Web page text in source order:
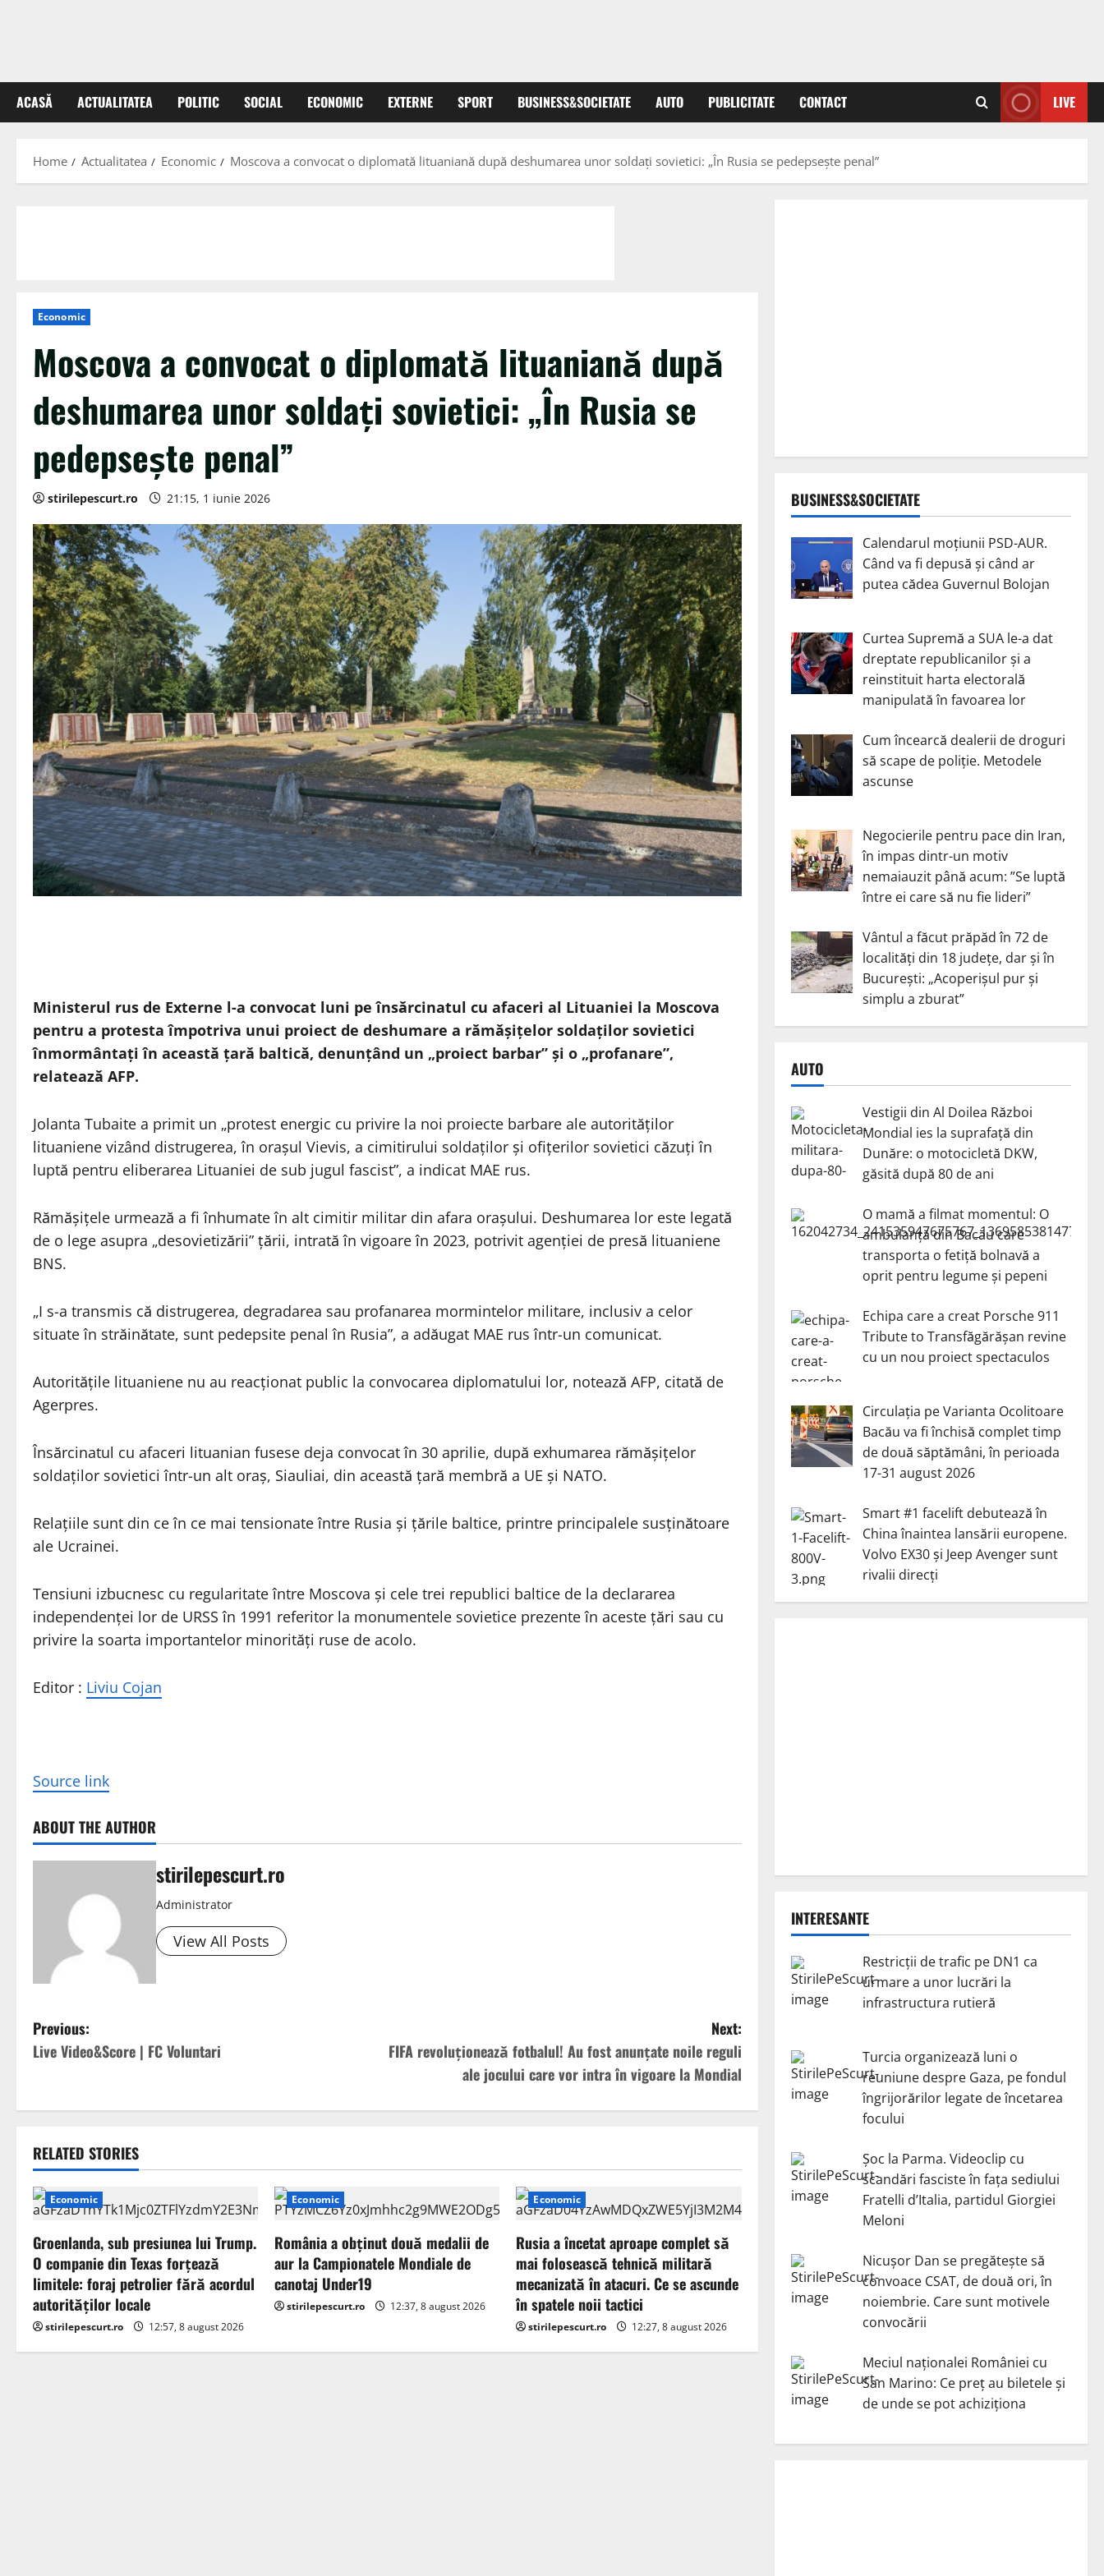
ACASĂ ACTUALITATEA POLITIC SOCIAL ECONOMIC EXTERNE SPORT BUSINESS&SOCIETATE AUTO PUBLICITATE CONTACT LIVE
Home Actualitatea Economic Moscova a convocat o diplomată lituaniană după deshumarea unor soldaţi sovietici: „În Rusia se pedepsește penal”
Economic
Moscova a convocat o diplomată lituaniană după
deshumarea unor soldaţi sovietici: „În Rusia se
pedepsește penal”
stirilepescurt.ro 21:15, 1 iunie 2026
Ministerul rus de Externe l-a convocat luni pe însărcinatul cu afaceri al Lituaniei la Moscova
pentru a protesta împotriva unui proiect de deshumare a rămăşiţelor soldaţilor sovietici
înmormântaţi în această ţară baltică, denunţând un „proiect barbar” şi o „profanare”,
relatează AFP.
Jolanta Tubaite a primit un „protest energic cu privire la noi proiecte barbare ale autorităţilor
lituaniene vizând distrugerea, în oraşul Vievis, a cimitirului soldaţilor şi ofiţerilor sovietici căzuţi în
luptă pentru eliberarea Lituaniei de sub jugul fascist”, a indicat MAE rus.
Rămăşiţele urmează a fi înhumate în alt cimitir militar din afara oraşului. Deshumarea lor este legată
de o lege asupra „desovietizării” ţării, intrată în vigoare în 2023, potrivit agenţiei de presă lituaniene
BNS.
„I s-a transmis că distrugerea, degradarea sau profanarea mormintelor militare, inclusiv a celor
situate în străinătate, sunt pedepsite penal în Rusia”, a adăugat MAE rus într-un comunicat.
Autorităţile lituaniene nu au reacţionat public la convocarea diplomatului lor, notează AFP, citată de
Agerpres.
Însărcinatul cu afaceri lituanian fusese deja convocat în 30 aprilie, după exhumarea rămăşiţelor
soldaţilor sovietici într-un alt oraş, Siauliai, din această ţară membră a UE şi NATO.
Relaţiile sunt din ce în ce mai tensionate între Rusia şi ţările baltice, printre principalele susţinătoare
ale Ucrainei.
Tensiuni izbucnesc cu regularitate între Moscova şi cele trei republici baltice de la declararea
independenţei lor de URSS în 1991 referitor la monumentele sovietice prezente în aceste ţări sau cu
privire la soarta importantelor minorităţi ruse de acolo.
Editor : Liviu Cojan
Source link
ABOUT THE AUTHOR
stirilepescurt.ro
Administrator
View All Posts
P
o
s
n
a
v
i
g
a
Previous:
Live Video&Score | FC Voluntari
Next:
FIFA revoluționează fotbalul! Au fost anunțate noile reguli
ale jocului care vor intra în vigoare la Mondial
RELATED STORIES
Economic
Groenlanda, sub presiunea lui Trump.
O companie din Texas forțează
limitele: foraj petrolier fără acordul
autorităților locale
stirilepescurt.ro 12:57, 8 august 2026
Economic
România a obținut două medalii de
aur la Campionatele Mondiale de
canotaj Under19
stirilepescurt.ro 12:37, 8 august 2026
Economic
Rusia a încetat aproape complet să
mai folosească tehnică militară
mecanizată în atacuri. Ce se ascunde
în spatele noii tactici
stirilepescurt.ro 12:27, 8 august 2026
BUSINESS&SOCIETATE
Calendarul moțiunii PSD-AUR.
Când va fi depusă și când ar
putea cădea Guvernul Bolojan
Curtea Supremă a SUA le-a dat
dreptate republicanilor și a
reinstituit harta electorală
manipulată în favoarea lor
Cum încearcă dealerii de droguri
să scape de poliție. Metodele
ascunse
Negocierile pentru pace din Iran,
în impas dintr-un motiv
nemaiauzit până acum: ”Se luptă
între ei care să nu fie lideri”
Vântul a făcut prăpăd în 72 de
localități din 18 județe, dar și în
București: „Acoperișul pur și
simplu a zburat”
AUTO
Vestigii din Al Doilea Război
Mondial ies la suprafață din
Dunăre: o motocicletă DKW,
găsită după 80 de ani
O mamă a filmat momentul: O
ambulanță din Bacău care
transporta o fetiță bolnavă a
oprit pentru legume și pepeni
Echipa care a creat Porsche 911
Tribute to Transfăgărășan revine
cu un nou proiect spectaculos
Circulația pe Varianta Ocolitoare
Bacău va fi închisă complet timp
de două săptămâni, în perioada
17-31 august 2026
Smart #1 facelift debutează în
China înaintea lansării europene.
Volvo EX30 și Jeep Avenger sunt
rivalii direcți
INTERESANTE
Restricții de trafic pe DN1 ca
urmare a unor lucrări la
infrastructura rutieră
Turcia organizează luni o
reuniune despre Gaza, pe fondul
îngrijorărilor legate de încetarea
focului
Șoc la Parma. Videoclip cu
scandări fasciste în fața sediului
Fratelli d’Italia, partidul Giorgiei
Meloni
Nicuşor Dan se pregăteşte să
convoace CSAT, de două ori, în
noiembrie. Care sunt motivele
convocării
Meciul naționalei României cu
San Marino: Ce preț au biletele și
de unde se pot achiziționa